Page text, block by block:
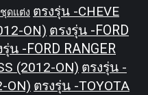
ชุดแต่ง ตรงรุ่น -CHEVE
ON) ตรงรุ่น -FORD
น -FORD RANGER
(2012-ON) ตรงรุ่น -
ON) ตรงรุ่น -TOYOTA